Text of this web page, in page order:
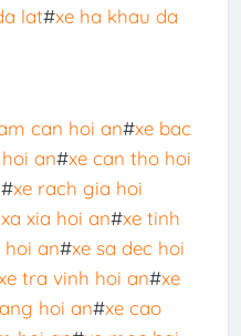
lat#xe ha khau da
can hoi an#xe bac
an#xe can tho hoi
#xe rach gia hoi
xia hoi an#xe tinh
hoi an#xe sa dec hoi
tra vinh hoi an#xe
hoi an#xe cao